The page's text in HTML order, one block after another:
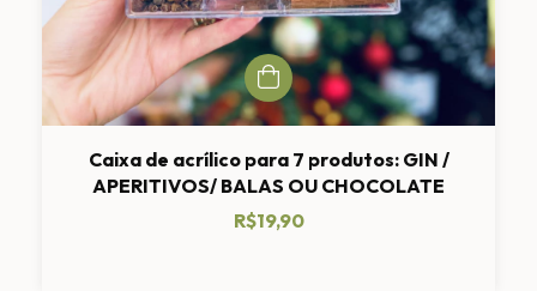
Caixa de acrílico para 7 produtos: GIN /
APERITIVOS/ BALAS OU CHOCOLATE
R$19,90